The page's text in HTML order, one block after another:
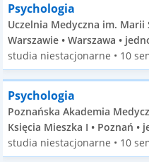
Psychologia
Uczelnia Medyczna im. Marii
Warszawie • Warszawa •
studia niestacjonarne • 10
Psychologia
Poznańska Akademia
Księcia Mieszka I • Poznań
studia niestacjonarne • 10